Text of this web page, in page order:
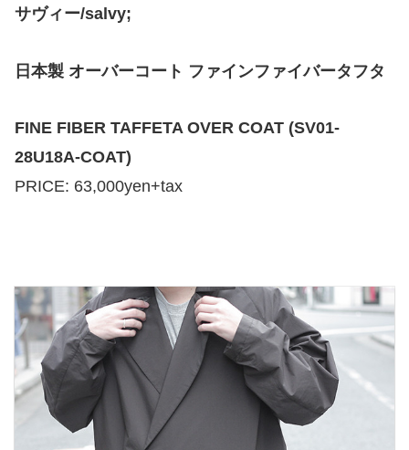
サヴィー/salvy;
日本製 オーバーコート ファインファイバータフタ
FINE FIBER TAFFETA OVER COAT (SV01-
28U18A-COAT)
PRICE: 63,000yen+tax